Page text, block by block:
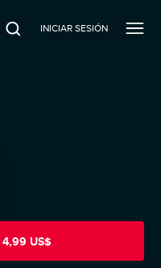
INICIAR SESIÓN
4,99 US$